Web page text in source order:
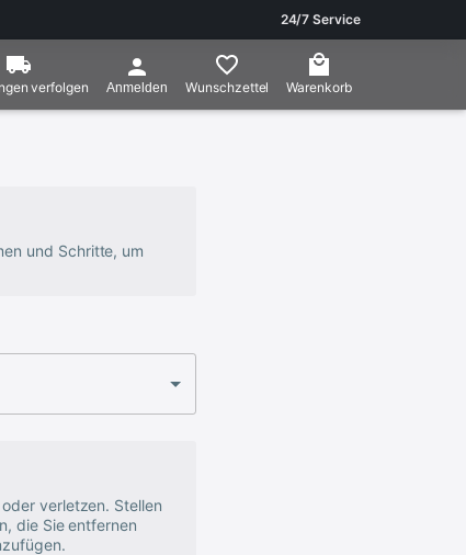
24/7 Service
verfolgen Anmelden Wunschzettel Warenkorb
und Schritte, um
verletzen. Stellen
die Sie entfernen